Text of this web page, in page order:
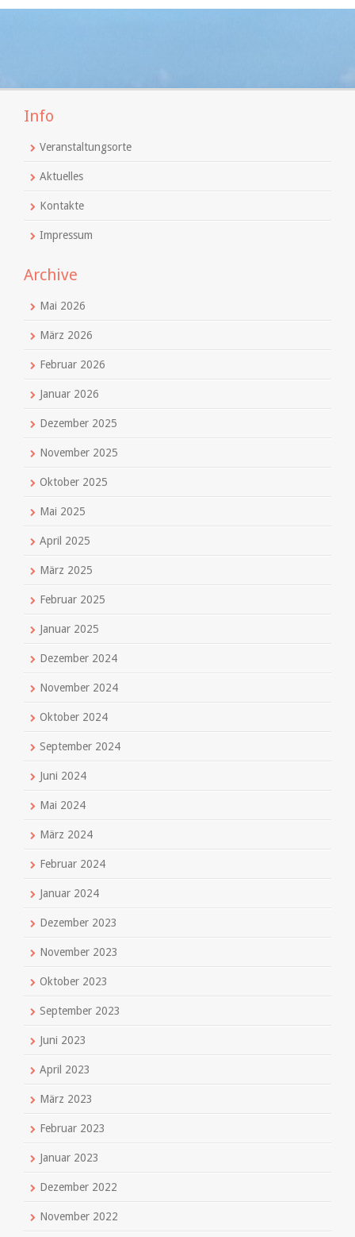
Info
Veranstaltungsorte
Aktuelles
Kontakte
Impressum
Archive
Mai 2026
März 2026
Februar 2026
Januar 2026
Dezember 2025
November 2025
Oktober 2025
Mai 2025
April 2025
März 2025
Februar 2025
Januar 2025
Dezember 2024
November 2024
Oktober 2024
September 2024
Juni 2024
Mai 2024
März 2024
Februar 2024
Januar 2024
Dezember 2023
November 2023
Oktober 2023
September 2023
Juni 2023
April 2023
März 2023
Februar 2023
Januar 2023
Dezember 2022
November 2022